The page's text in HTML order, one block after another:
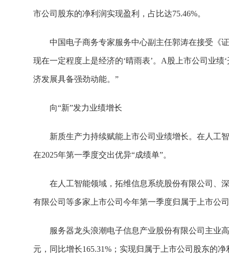
市公司股东的净利润实现盈利，占比达75.46%。
中国电子商务专家服务中心副主任郭涛在接受《
现在一定程度上是经济的‘晴雨表’。A股上市公司业
济发展具备强劲动能。”
向“新”发力业绩增长
新质生产力持续赋能上市公司业绩增长。在人工
在2025年第一季度交出优异“成绩单”。
在人工智能领域，拓维信息系统股份有限公司、
有限公司等多家上市公司今年第一季度归属于上市公
服务器龙头浪潮电子信息产业股份有限公司主业
元，同比增长165.31%；实现归属于上市公司股东的